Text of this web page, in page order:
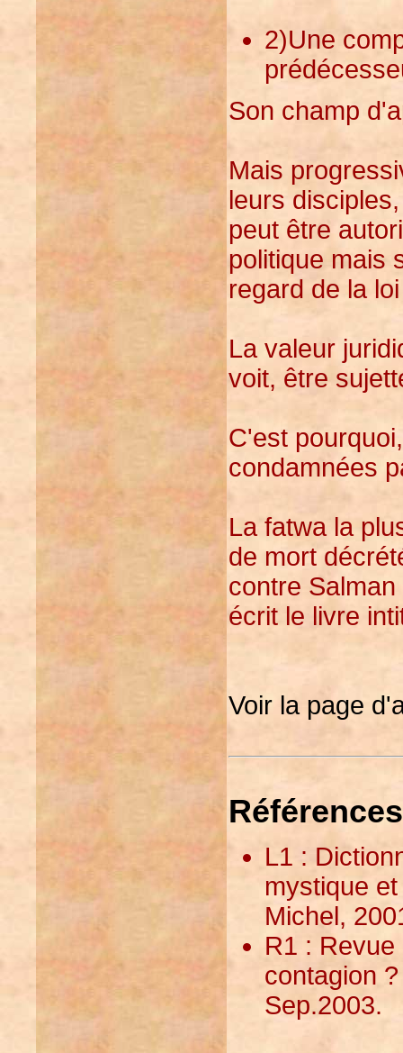
2)Une
Son champ
Mais
leurs
peut être
politique mais
regard de la
La valeur
voit, être
C'est
condamnées
La fatwa la
de mort
contre
écrit le livre
Voir la page
Références
L1 :
mystique
Michel,
R1 :
contagion
Sep.2003.